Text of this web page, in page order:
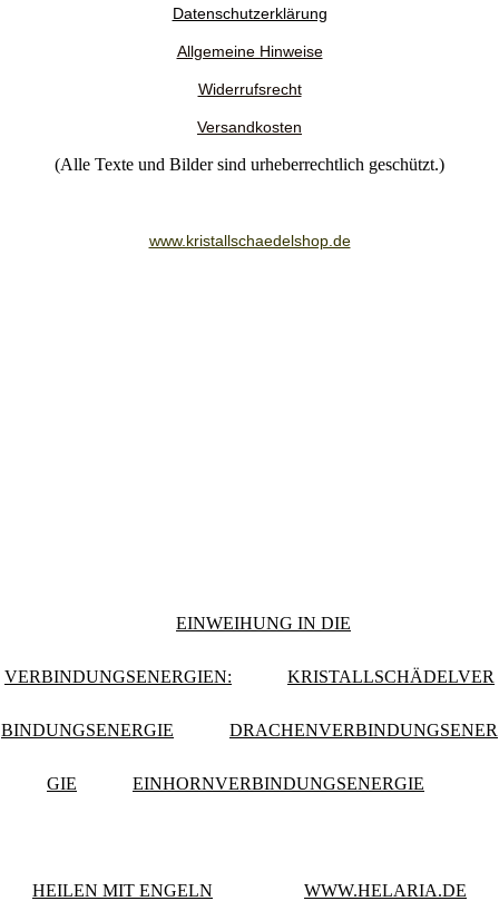
Datenschutzerklärung
Allgemeine Hinweise
Widerrufsrecht
Versandkosten
(Alle Texte und Bilder sind urheberrechtlich geschützt.)
www.kristallschaedelshop.de
EINWEIHUNG IN DIE
VERBINDUNGSENERGIEN: KRISTALLSCHÄDELVER
BINDUNGSENERGIE DRACHENVERBINDUNGSENER
GIE EINHORNVERBINDUNGSENERGIE
HEILEN MIT ENGELN WWW.HELARIA.DE